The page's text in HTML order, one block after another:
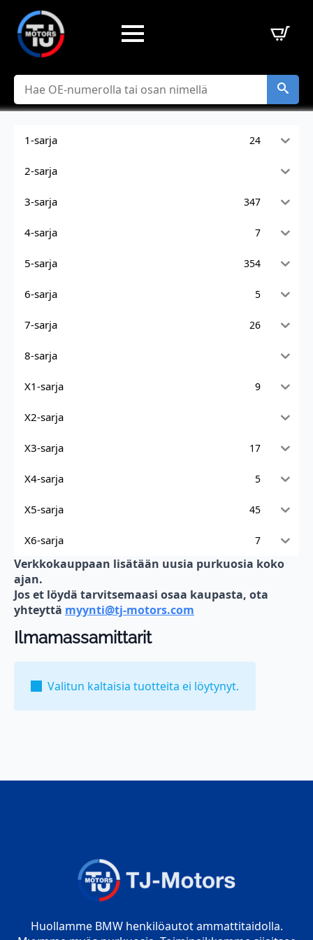
Hae
1-sarja 24
2-sarja
3-sarja 347
4-sarja 7
5-sarja 354
6-sarja 5
7-sarja 26
8-sarja
X1-sarja 9
X2-sarja
X3-sarja 17
X4-sarja 5
X5-sarja 45
X6-sarja 7
Verkkokauppaan lisätään uusia purkuosia koko
ajan.
Jos et löydä tarvitsemaasi osaa kaupasta, ota
yhteyttä myynti@tj-motors.com
Ilmamassamittarit
Valitun kaltaisia tuotteita ei löytynyt.
Huollamme BMW henkilöautot ammattitaidolla.